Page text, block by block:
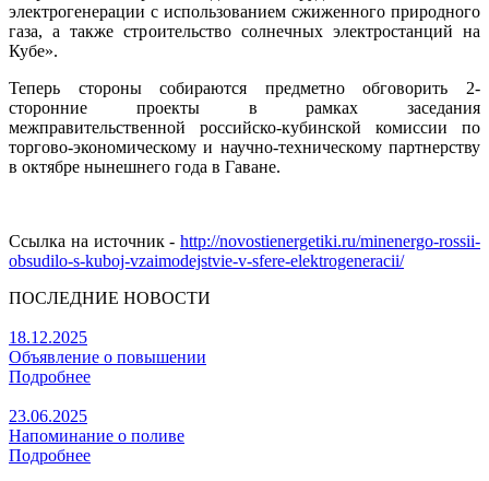
электрогенерации с использованием сжиженного природного
газа, а также строительство солнечных электростанций на
Кубе».
Теперь стороны собираются предметно обговорить 2-
сторонние проекты в рамках заседания
межправительственной российско-кубинской комиссии по
торгово-экономическому и научно-техническому партнерству
в октябре нынешнего года в Гаване.
Ссылка на источник - http://novostienergetiki.ru/minenergo-rossii-
obsudilo-s-kuboj-vzaimodejstvie-v-sfere-elektrogeneracii/
ПОСЛЕДНИЕ НОВОСТИ
18.12.2025
Объявление о повышении
Подробнее
23.06.2025
Напоминание о поливе
Подробнее